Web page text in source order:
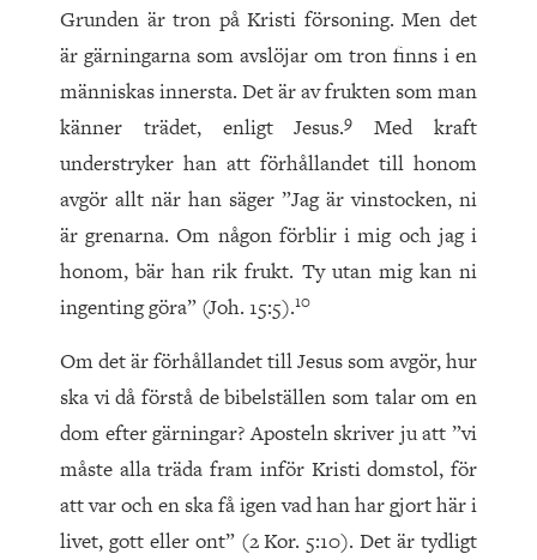
Grunden är tron på Kristi försoning. Men det
är gärningarna som avslöjar om tron finns i en
människas innersta. Det är av frukten som man
känner trädet, enligt Jesus.9
Med kraft
understryker han att förhållandet till honom
avgör allt när han säger ”Jag är vinstocken, ni
är grenarna. Om någon förblir i mig och jag i
honom, bär han rik frukt. Ty utan mig kan ni
ingenting göra” (Joh. 15:5).10
Om det är förhållandet till Jesus som avgör, hur
ska vi då förstå de bibelställen som talar om en
dom efter gärningar? Aposteln skriver ju att ”vi
måste alla träda fram inför Kristi domstol, för
att var och en ska få igen vad han har gjort här i
livet, gott eller ont” (2 Kor. 5:10). Det är tydligt